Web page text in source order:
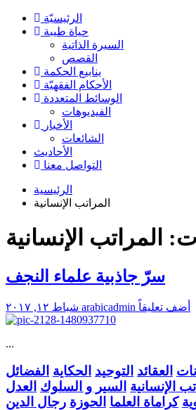
الرئیسیّة
حياة طيبة
السيرة الذاتية
القصص
ينابيع الحكمة
الأحکام الفقهیّة
الوسائط المتعددة
الفیدیوهات
الأخبار
الشائعات
الأحادیث
التواصل معنا
الرئيسية
المراتب الإنسانية
المراتب الإنسانية
سرّ جاذبية علماء النجف
arabicadmin أضف تعليقاً
...
العقائد التوحيد الحكاية الفضائل
الإنسانية السير و السلوك العدل
كراماة العلما الحوزة رجال الدين